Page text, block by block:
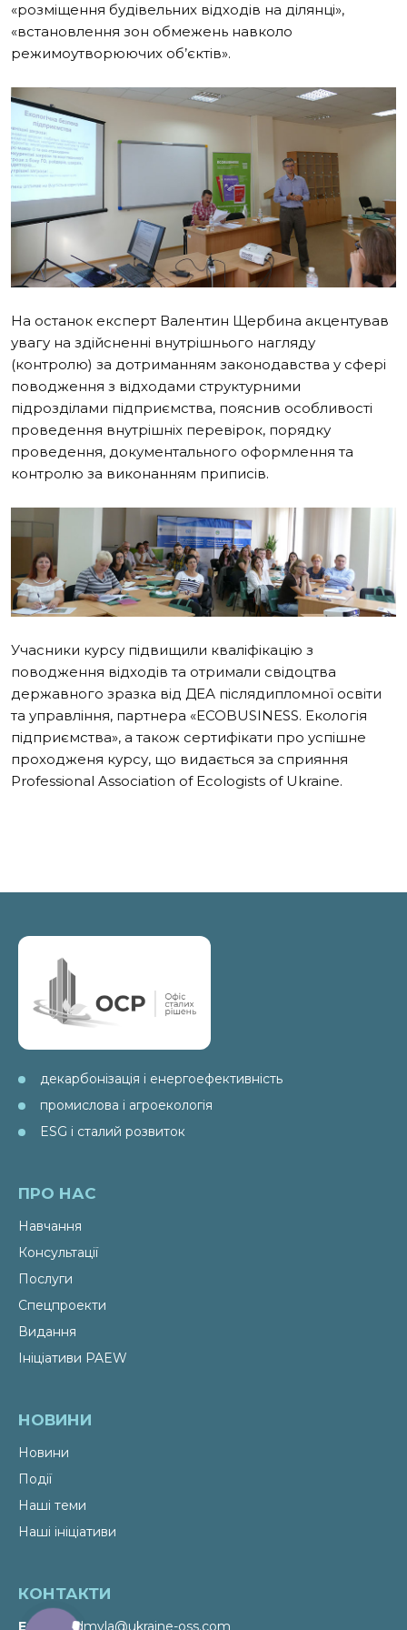
«розміщення будівельних відходів на ділянці»,
«встановлення зон обмежень навколо
режимоутворюючих об’єктів».
На останок експерт Валентин Щербина акцентував
увагу на здійсненні внутрішнього нагляду
(контролю) за дотриманням законодавства у сфері
поводження з відходами структурними
підрозділами підприємства, пояснив особливості
проведення внутрішніх перевірок, порядку
проведення, документального оформлення та
контролю за виконанням приписів.
Учасники курсу підвищили кваліфікацію з
поводження відходів та отримали свідоцтва
державного зразка від ДЕА післядипломної освіти
та управління, партнера «ECOBUSINESS. Екологія
підприємства», а також сертифікати про успішне
проходженя курсу, що видається за сприяння
Professional Association of Ecologists of Ukraine.
декарбонізація і енергоефективність
промислова і агроекологія
ESG і сталий розвиток
ПРО НАС
Навчання
Консультації
Послуги
Спецпроекти
Видання
Ініціативи PAEW
НОВИНИ
Новини
Події
Наші теми
Наші ініціативи
КОНТАКТИ
Email
liudmyla@ukraine-oss.com